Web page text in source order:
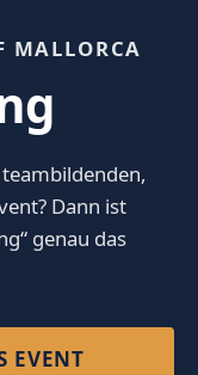
MALLORCA
Dann ist
genau das
EVENT